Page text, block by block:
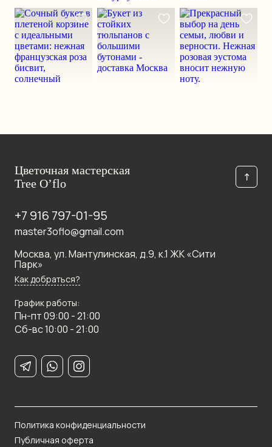
Цветочная мастерская
Tree O’flo
↑
+7 916 797-01-95
master3oflo@gmail.com
Москва, ул. Мантулинская, д.9, к.1 ЖК «Сити
Парк»
Как добраться?
График работы:
Пн-пт 09:00 - 21:00
Сб-вс 10:00 - 21:00
Политика конфиденциальности
Публичная оферта